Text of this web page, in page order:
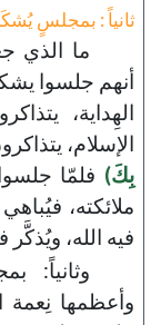
ثانياً : بمجلسٍ
ما الذي
أنهم جلسوا
الهِداية،
الإسلام،
بِكَ) فلمّا
ملائكته،
فيه الله، ويُذكَّر
وثانياً:
وأعظمها نِعمة